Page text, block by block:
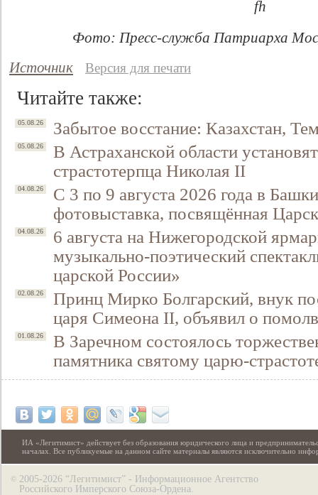
Фото: Пресс-служба Патриарха
Источник
Версия для печати
Читайте также:
05.08.26 Забытое восстание: Казахстан,
05.08.26
В Астраханской области
страстотерпца Николая II
04.08.26
С 3 по 9 августа 2026 года в
фотовыставка, посвящённая
04.08.26
6 августа на Нижегородской
музыкально-поэтический
царской России»
02.08.26
Принц Мирко Болгарский, внук
царя Симеона II, объявил о
01.08.26
В Заречном состоялось
памятника святому царю-
ИА «Легитимист» действует без образования юридического лица и
началах. Все публикуемые на данном сайте материалы являются исключительно
© 2005-2026 “Легитимист” - Информационное Агентство
Российского Имперского Союза-Ордена.